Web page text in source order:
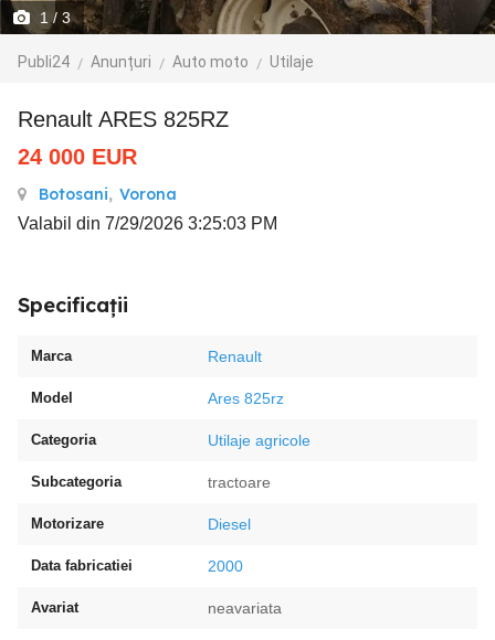
1 / 3
Publi24 Anunțuri Auto moto Utilaje
Renault ARES 825RZ
24 000 EUR
Botosani, Vorona
Valabil din 7/29/2026 3:25:03 PM
Specificații
Marca Renault
Model Ares 825rz
Categoria Utilaje agricole
Subcategoria tractoare
Motorizare Diesel
Data fabricatiei 2000
Avariat neavariata